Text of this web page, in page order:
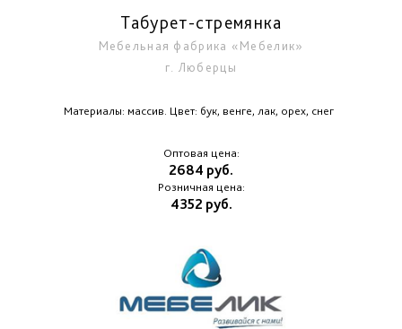
Табурет-стремянка
Мебельная фабрика «Мебелик»
г. Люберцы
Материалы: массив. Цвет: бук, венге, лак, орех, снег
Оптовая цена:
2684 руб.
Розничная цена:
4352 руб.